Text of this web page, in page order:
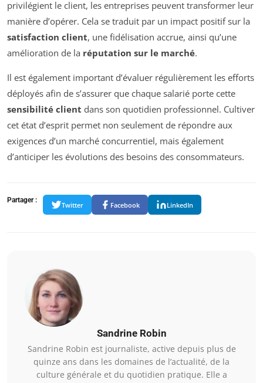
privilégient le client, les entreprises peuvent transformer leur
manière d’opérer. Cela se traduit par un impact positif sur la
satisfaction client, une fidélisation accrue, ainsi qu’une
amélioration de la réputation sur le marché.
Il est également important d’évaluer régulièrement les efforts
déployés afin de s’assurer que chaque salarié porte cette
sensibilité client dans son quotidien professionnel. Cultiver
cet état d’esprit permet non seulement de répondre aux
exigences d’un marché concurrentiel, mais également
d’anticiper les évolutions des besoins des consommateurs.
Partager :
Twitter Facebook LinkedIn
Sandrine Robin
Sandrine Robin est journaliste, active depuis plus de
quinze ans dans les domaines de l’actualité, de la
culture générale et du quotidien pratique. Elle a